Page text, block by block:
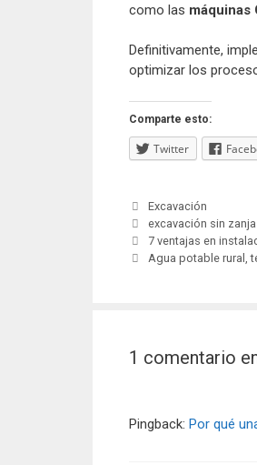
como las máquinas
Definitivamente,
optimizar los
Comparte esto:
Twitter
Categorías
Excavación
Etiquetas
excavación sin
Navegación
de
7 ventajas en
Agua potable rural,
1 comentario
Pingback: Por qué